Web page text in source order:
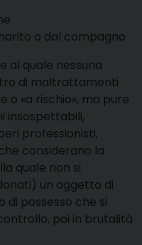
o dal compagno
al quale nessuna
di maltrattamenti
o «a rischio», ma pure
insospettabili,
professionisti,
considerano la
quale non si
un oggetto di
possesso che si
poi in brutalità